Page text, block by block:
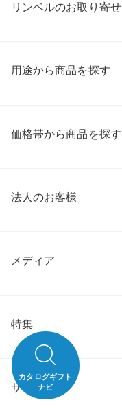
リンベルのお取り寄せ
用途から商品を探す
価格帯から商品を探す
法人のお客様
メディア
特集
サービス
カタログギフト
ナビ